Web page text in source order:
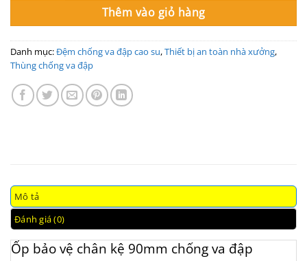
Thêm vào giỏ hàng
Danh mục:Đệm chống va đập cao su,Thiết bị an toàn nhà xưởng,
Thùng chống va đập
Mô tả
Đánh giá (0)
Ốp bảo vệ chân kệ 90mm chống va đập